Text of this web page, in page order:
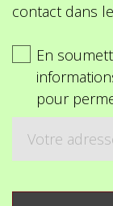
contact dans
En
pour